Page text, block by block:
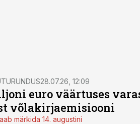
28.07.26, 12:09
euro väärtuses
võlakirjaemisiooni
märkida 14. augustini